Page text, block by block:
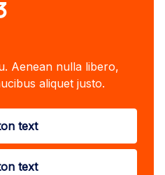
Aenean nulla libero,
aliquet justo.
text
text